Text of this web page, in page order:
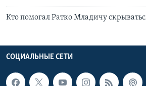
Кто помогал Ратко Младичу
СОЦИАЛЬНЫЕ СЕТИ